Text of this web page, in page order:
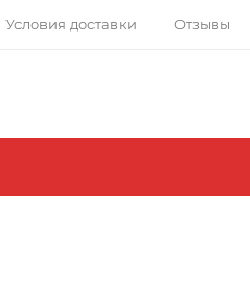
Условия доставки Отзывы